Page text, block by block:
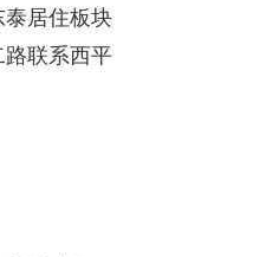
泰居住板块
联系西平